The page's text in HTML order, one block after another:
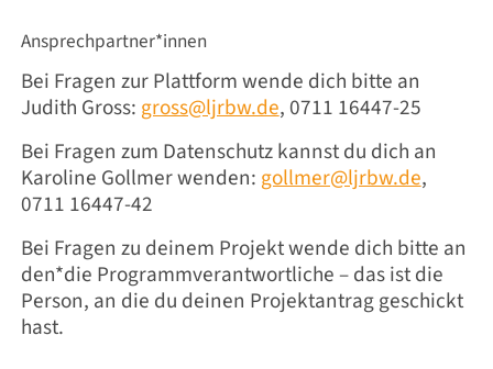
Ansprechpartner*innen
Bei Fragen zur Plattform wende dich bitte an
Judith Gross: gross@ljrbw.de, 0711 16447-25
Bei Fragen zum Datenschutz kannst du dich an
Karoline Gollmer wenden: gollmer@ljrbw.de,
0711 16447-42
Bei Fragen zu deinem Projekt wende dich bitte an
den*die Programmverantwortliche – das ist die
Person, an die du deinen Projektantrag geschickt
hast.